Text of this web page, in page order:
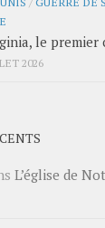
le premier
2026
L’église de